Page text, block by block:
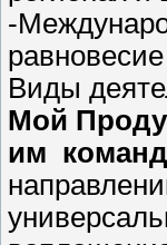
-
Виды
Мой
им команд